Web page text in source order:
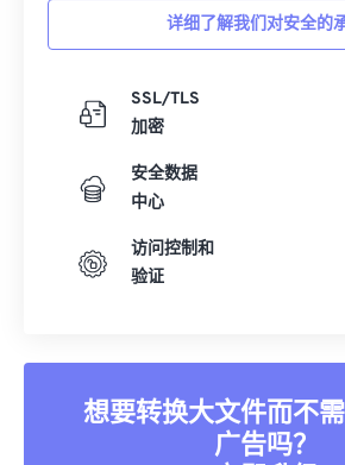
详细了解我们对安全的
SSL/TLS
加密
安全数据
中心
访问控制和
验证
想要转换大文件而不
广告吗？